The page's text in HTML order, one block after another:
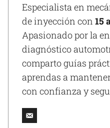
Especialista en
de inyección con 15
Apasionado por la
diagnóstico
comparto guías
aprendas a
con confianza y